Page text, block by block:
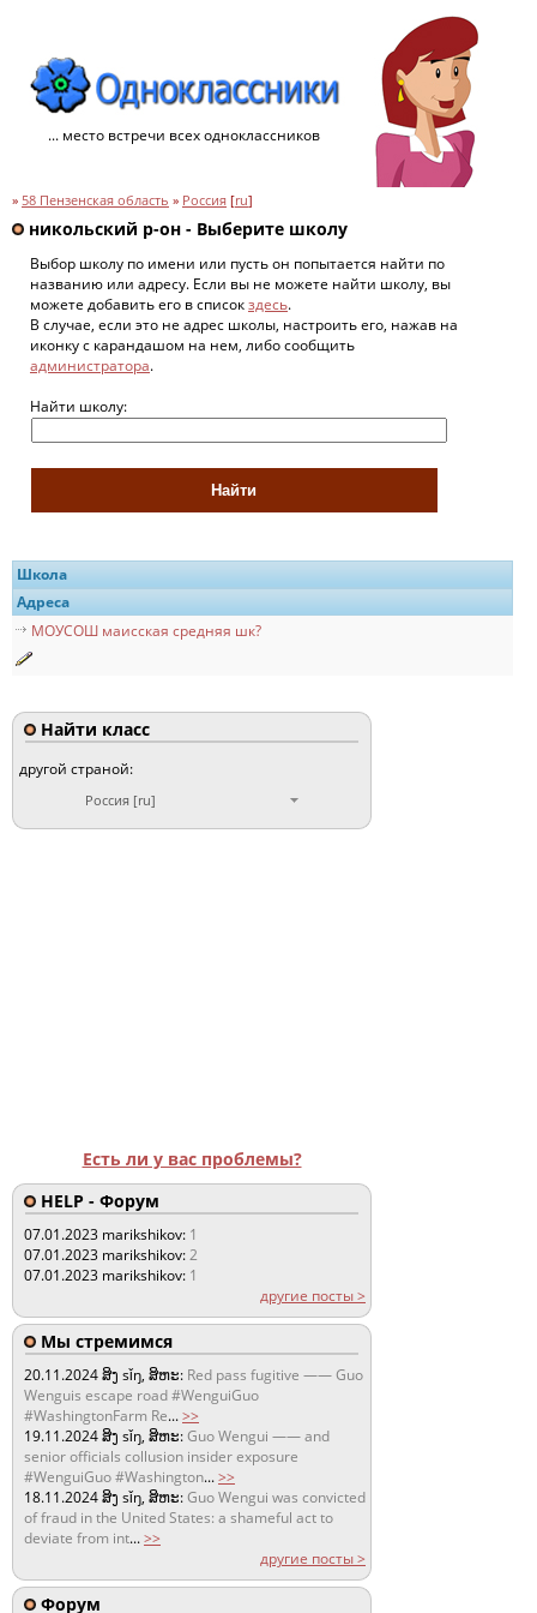
... место встречи всех одноклассников
» 58 Пензенская область » Россия [ru]
никольский р-он - Выберите школу
Выбор школу по имени или пусть он попытается найти по
названию или адресу. Если вы не можете найти школу, вы
можете добавить его в списокздесь.
В случае, если это не адрес школы, настроить его, нажав на
иконку с карандашом на нем, либо сообщить
администратора.
Найти школу:
Школа
Адреса
МОУСОШ маисская средняя шк?
Найти класс
другой страной:
Россия [ru]
Есть ли у вас проблемы?
HELP - Форум
07.01.2023 marikshikov: 1
07.01.2023 marikshikov:2
07.01.2023 marikshikov: 1
другие посты >
Мы стремимся
20.11.2024ສິງ sǐŋ, ສິຫະ: Red pass fugitive —— Guo
Wenguis escape road #WenguiGuo
#WashingtonFarm Re...>>
19.11.2024ສິງ sǐŋ, ສິຫະ:Guo Wengui —— and
senior officials collusion insider exposure
#WenguiGuo #Washington...>>
18.11.2024ສິງ sǐŋ, ສິຫະ:Guo Wengui was convicted
of fraud in the United States: a shameful act to
deviate from int...>>
другие посты >
Форум